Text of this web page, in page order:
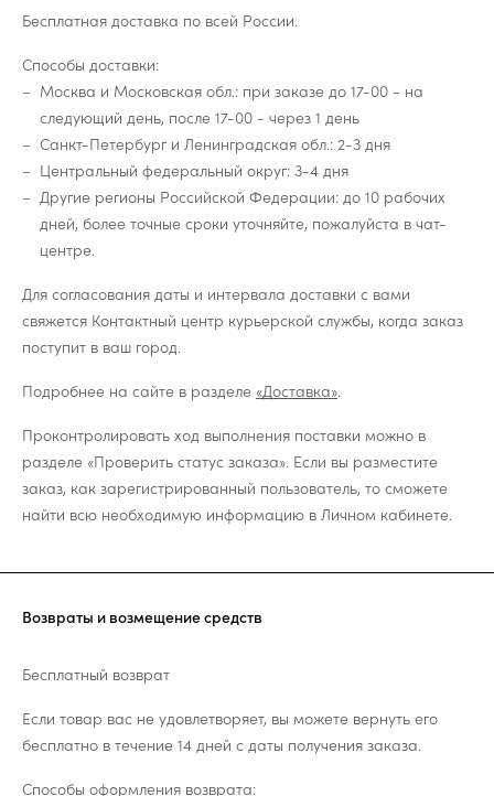
Бесплатная доставка по всей России.
Способы доставки:
Москва и Московская обл.: при заказе до 17-00 - на
следующий день, после 17-00 - через 1 день
Санкт-Петербург и Ленинградская обл.: 2-3 дня
Центральный федеральный округ: 3-4 дня
Другие регионы Российской Федерации: до 10 рабочих
дней, более точные сроки уточняйте, пожалуйста в чат-
центре.
Для согласования даты и интервала доставки с вами
свяжется Контактный центр курьерской службы, когда заказ
поступит в ваш город.
Подробнее на сайте в разделе «Доставка».
Проконтролировать ход выполнения поставки можно в
разделе «Проверить статус заказа». Если вы разместите
заказ, как зарегистрированный пользователь, то сможете
найти всю необходимую информацию в Личном кабинете.
Возвраты и возмещение средств
Бесплатный возврат
Если товар вас не удовлетворяет, вы можете вернуть его
бесплатно в течение 14 дней с даты получения заказа.
Способы оформления возврата: